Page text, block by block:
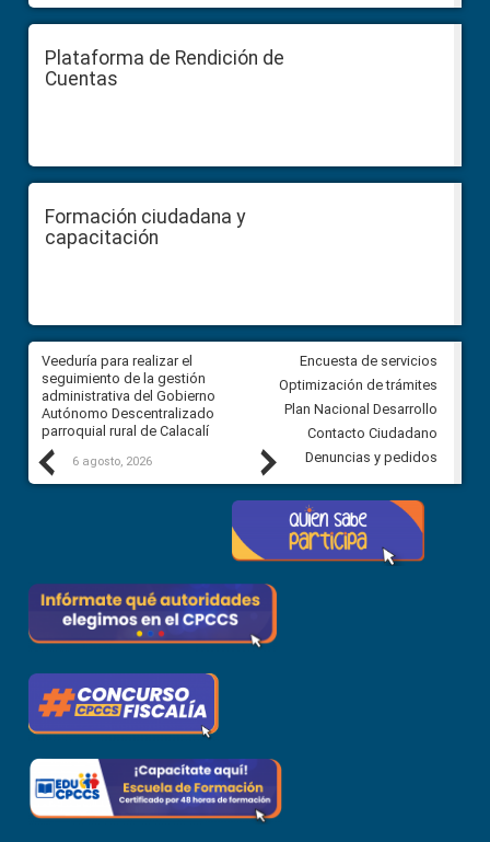
Plataforma de Rendición de
Cuentas
Formación ciudadana y
capacitación
Previous
Veeduría para realizar el
seguimiento de la gestión
administrativa del Gobierno
Autónomo Descentralizado
parroquial rural de Calacalí
6 agosto, 2026
Veeduría para vigilar los
derivados de la Audiencia
comunidad Urbina, parroquia
Carolina
5 agosto, 2026
Next
Encuesta de servicios
Optimización de trámites
Plan Nacional Desarrollo
Contacto Ciudadano
Denuncias y pedidos